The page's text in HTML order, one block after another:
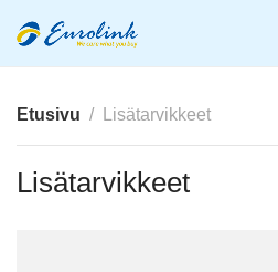
Etusivu Lisätarvikkeet
Lisätarvikkeet